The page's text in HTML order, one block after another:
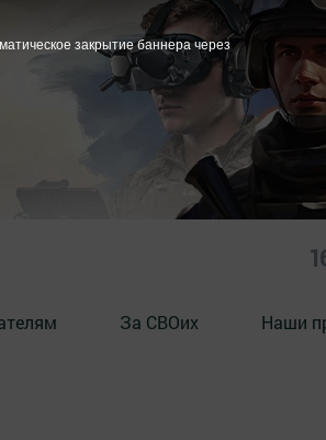
За СВОих Наши
закрытие баннера через